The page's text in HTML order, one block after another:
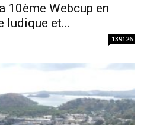
10ème Webcup en
ludique et...
139126